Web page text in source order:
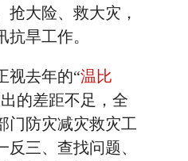
抢大险、救大灾，
旱工作。
视去年的“温比
的差距不足，全
门防灾减灾救灾工
三、查找问题、